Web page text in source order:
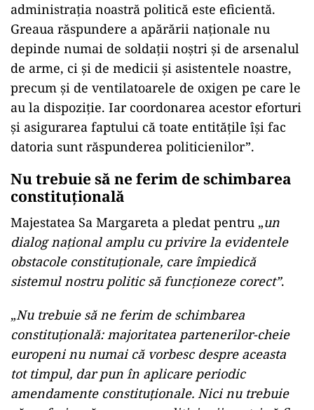
administraţia noastră politică este eficientă.
Greaua răspundere a apărării naţionale nu
depinde numai de soldaţii noştri şi de arsenalul
de arme, ci şi de medicii şi asistentele noastre,
precum şi de ventilatoarele de oxigen pe care le
au la dispoziţie. Iar coordonarea acestor eforturi
şi asigurarea faptului că toate entităţile îşi fac
datoria sunt răspunderea politicienilor”.
Nu trebuie să ne ferim de schimbarea
constituţională
Majestatea Sa Margareta a pledat pentru „un
dialog naţional amplu cu privire la evidentele
obstacole constituţionale, care împiedică
sistemul nostru politic să funcţioneze corect”.
„Nu trebuie să ne ferim de schimbarea
constituţională: majoritatea partenerilor-cheie
europeni nu numai că vorbesc despre aceasta
tot timpul, dar pun în aplicare periodic
amendamente constituţionale. Nici nu trebuie